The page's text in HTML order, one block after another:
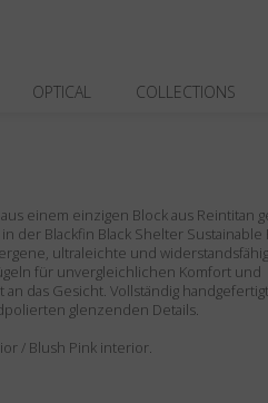
OPTICAL COLLECTIONS
einem einzigen Block aus Reintitan
der Blackfin Black Shelter Sustainable
ultraleichte und
für unvergleichlichen Komfort und
an das Gesicht. Vollständig
glenzenden Details.
/ Blush Pink interior.